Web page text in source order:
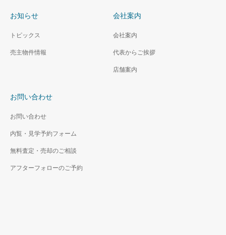
お知らせ
トピックス
売主物件情報
会社案内
会社案内
代表からご挨拶
店舗案内
お問い合わせ
お問い合わせ
内覧・見学予約フォーム
無料査定・売却のご相談
アフターフォローのご予約